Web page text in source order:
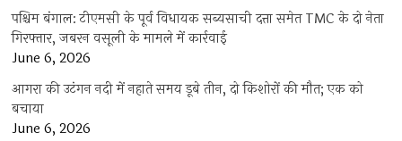
पश्चिम बंगाल: टीएमसी के पूर्व विधायक सब्यसाची दत्ता समेत TMC के दो नेता
गिरफ्तार, जबरन वसूली के मामले में कार्रवाई
June 6, 2026
आगरा की उटंगन नदी में नहाते समय डूबे तीन, दो किशोरों की मौत; एक को
बचाया
June 6, 2026